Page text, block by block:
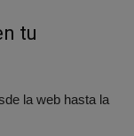
tu
la web hasta la